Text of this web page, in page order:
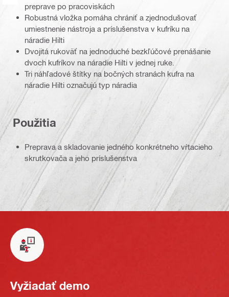
preprave po pracoviskách
Robustná vložka pomáha chrániť a zjednodušovať
umiestnenie nástroja a príslušenstva v kufríku na
náradie Hilti
Dvojitá rukoväť na jednoduché bezkľúčové prenášanie
dvoch kufríkov na náradie Hilti v jednej ruke.
Tri náhľadové štítky na bočných stranách kufra na
náradie Hilti označujú typ náradia
Použitia
Preprava a skladovanie jedného konkrétneho vŕtacieho
skrutkovača a jeho príslušenstva
Vyžiadať demo